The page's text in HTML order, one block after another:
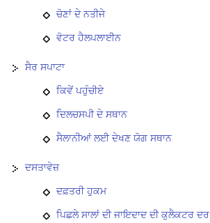
ਚੋਣਾਂ ਦੇ ਨਤੀਜੇ
ਵੋਟਰ ਹੈਲਪਲਾਈਨ
ਸੈਰ ਸਪਾਟਾ
ਕਿਵੇਂ ਪਹੁੰਚੀਏ
ਦਿਲਚਸਪੀ ਦੇ ਸਥਾਨ
ਸੈਲਾਨੀਆਂ ਲਈ ਦੇਖਣ ਯੋਗ ਸਥਾਨ
ਦਸਤਾਵੇਜ਼
ਦਫ਼ਤਰੀ ਹੁਕਮ
ਪਿਛਲੇ ਸਾਲਾਂ ਦੀ ਜਾਇਦਾਦ ਦੀ ਕੁਲੈਕਟਰ ਦਰ